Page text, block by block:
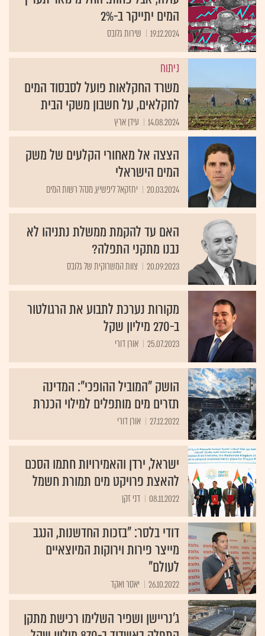
המים יתייקר ב-2%
19.12.2024 שירות גלובס
ניתוח
משרד החקלאות פועל לסבסוד המים
לחקלאים, על חשבון משקי הבית
14.08.2024 עידן ארץ
הצצה אל מאחורי הקלעים של משק
המים הישראלי
20.03.2024 יחזקאל ליפשיץ, מנהל רשות המים
האם עד להקמת ממשלת נתניהו לא
נבנו מתקני התפלה?
20.09.2023 צוות המשרוקית של גלובס
מקורות נערכת לתבוע את הרגולטור
ב-270 מיליון שקל
25.07.2023 אורן דורי
הושק "המוביל ההופכי": המדינה
תזרים מים מותפלים למילוי הכנרת
27.12.2022 אורן דורי
ישראל, ירדן והאמירויות חתמו הסכם
להאצת פרויקט מים תמורת חשמל
08.11.2022 דני זקן
דודי בלסר: "בזכות החדשנות, הנגב
מייצר פירות וירוקות המיוצאיים
לעולם"
26.10.2022 יאסר ואקד
ג'נריישן ושפיר השלימו רכישת מתקן